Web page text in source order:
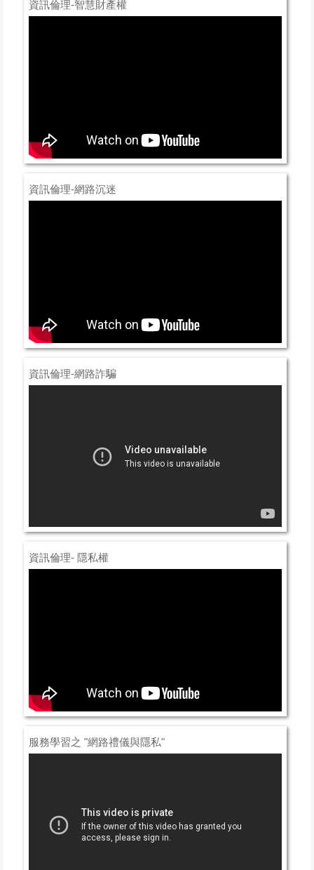
資訊倫理-智慧財產權
資訊倫理-網路沉迷
資訊倫理-網路詐騙
資訊倫理- 隱私權
服務學習之 "網路禮儀與隱私"